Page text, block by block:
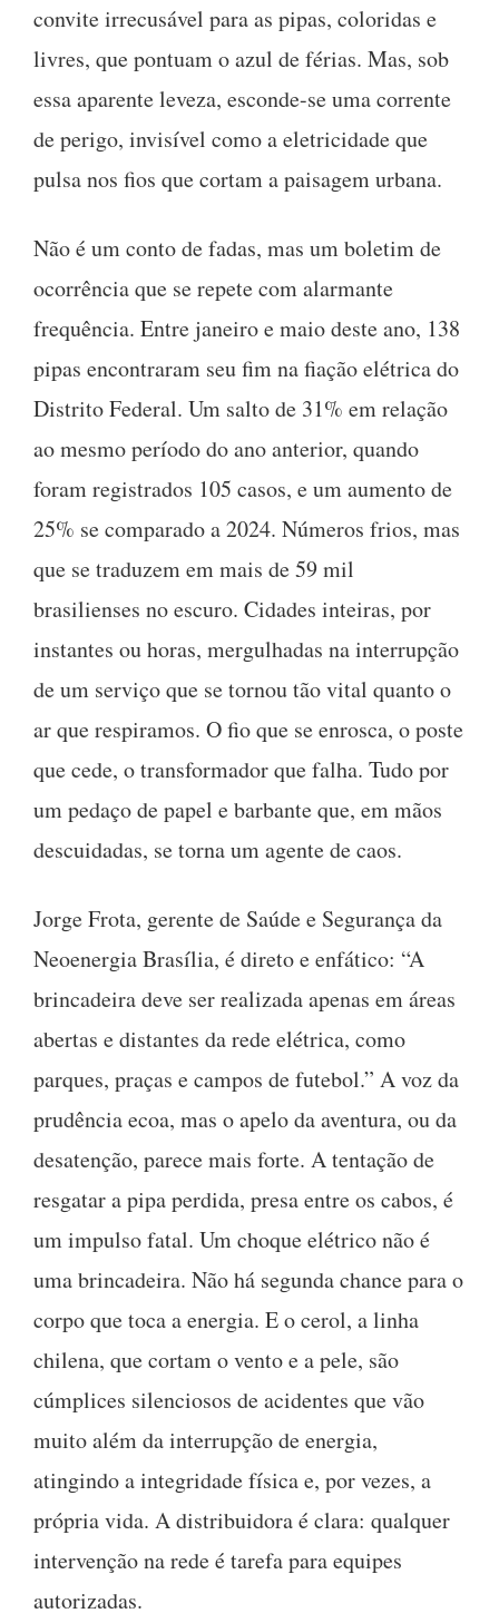
convite irrecusável para as pipas, coloridas e
livres, que pontuam o azul de férias. Mas, sob
essa aparente leveza, esconde-se uma corrente
de perigo, invisível como a eletricidade que
pulsa nos fios que cortam a paisagem urbana.
Não é um conto de fadas, mas um boletim de
ocorrência que se repete com alarmante
frequência. Entre janeiro e maio deste ano, 138
pipas encontraram seu fim na fiação elétrica do
Distrito Federal. Um salto de 31% em relação
ao mesmo período do ano anterior, quando
foram registrados 105 casos, e um aumento de
25% se comparado a 2024. Números frios, mas
que se traduzem em mais de 59 mil
brasilienses no escuro. Cidades inteiras, por
instantes ou horas, mergulhadas na interrupção
de um serviço que se tornou tão vital quanto o
ar que respiramos. O fio que se enrosca, o poste
que cede, o transformador que falha. Tudo por
um pedaço de papel e barbante que, em mãos
descuidadas, se torna um agente de caos.
Jorge Frota, gerente de Saúde e Segurança da
Neoenergia Brasília, é direto e enfático: “A
brincadeira deve ser realizada apenas em áreas
abertas e distantes da rede elétrica, como
parques, praças e campos de futebol.” A voz da
prudência ecoa, mas o apelo da aventura, ou da
desatenção, parece mais forte. A tentação de
resgatar a pipa perdida, presa entre os cabos, é
um impulso fatal. Um choque elétrico não é
uma brincadeira. Não há segunda chance para o
corpo que toca a energia. E o cerol, a linha
chilena, que cortam o vento e a pele, são
cúmplices silenciosos de acidentes que vão
muito além da interrupção de energia,
atingindo a integridade física e, por vezes, a
própria vida. A distribuidora é clara: qualquer
intervenção na rede é tarefa para equipes
autorizadas.